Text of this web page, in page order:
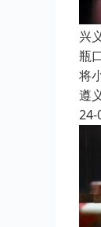
兴
瓶
将
遵
24-